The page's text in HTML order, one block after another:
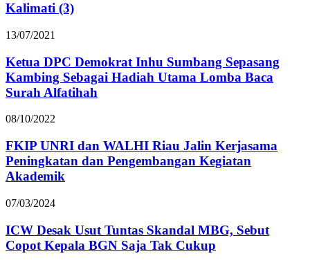
Kalimati (3)
13/07/2021
Ketua DPC Demokrat Inhu Sumbang Sepasang
Kambing Sebagai Hadiah Utama Lomba Baca
Surah Alfatihah
08/10/2022
FKIP UNRI dan WALHI Riau Jalin Kerjasama
Peningkatan dan Pengembangan Kegiatan
Akademik
07/03/2024
ICW Desak Usut Tuntas Skandal MBG, Sebut
Copot Kepala BGN Saja Tak Cukup